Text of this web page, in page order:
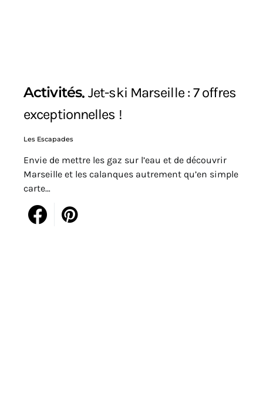
Activités Jet-ski Marseille : 7 offres
exceptionnelles !
Les Escapades
Envie de mettre les gaz sur l’eau et de découvrir
Marseille et les calanques autrement qu’en simple
carte…